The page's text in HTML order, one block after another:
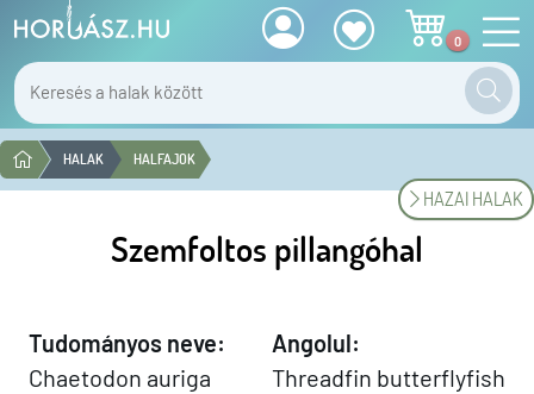
0
HALAK HALFAJOK
HAZAI HALAK
Szemfoltos pillangóhal
Tudományos neve:
Chaetodon auriga
Angolul:
Threadfin butterflyfish